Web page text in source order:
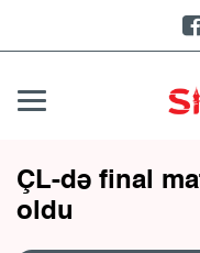
ÇL-də final
oldu